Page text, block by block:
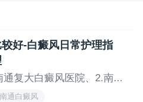
物、肝脏等。
肤健康都有益处。富含锌的
类、坚果等。
素，缺乏铁可能导致贫血，
的食物有红肉、家禽、鱼
好-白癜风日常护理指
复大白癜风医院、2.南...
南通白癜风